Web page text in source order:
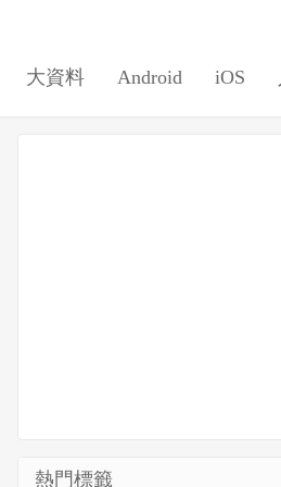
大資料 Android iOS
熱門標籤